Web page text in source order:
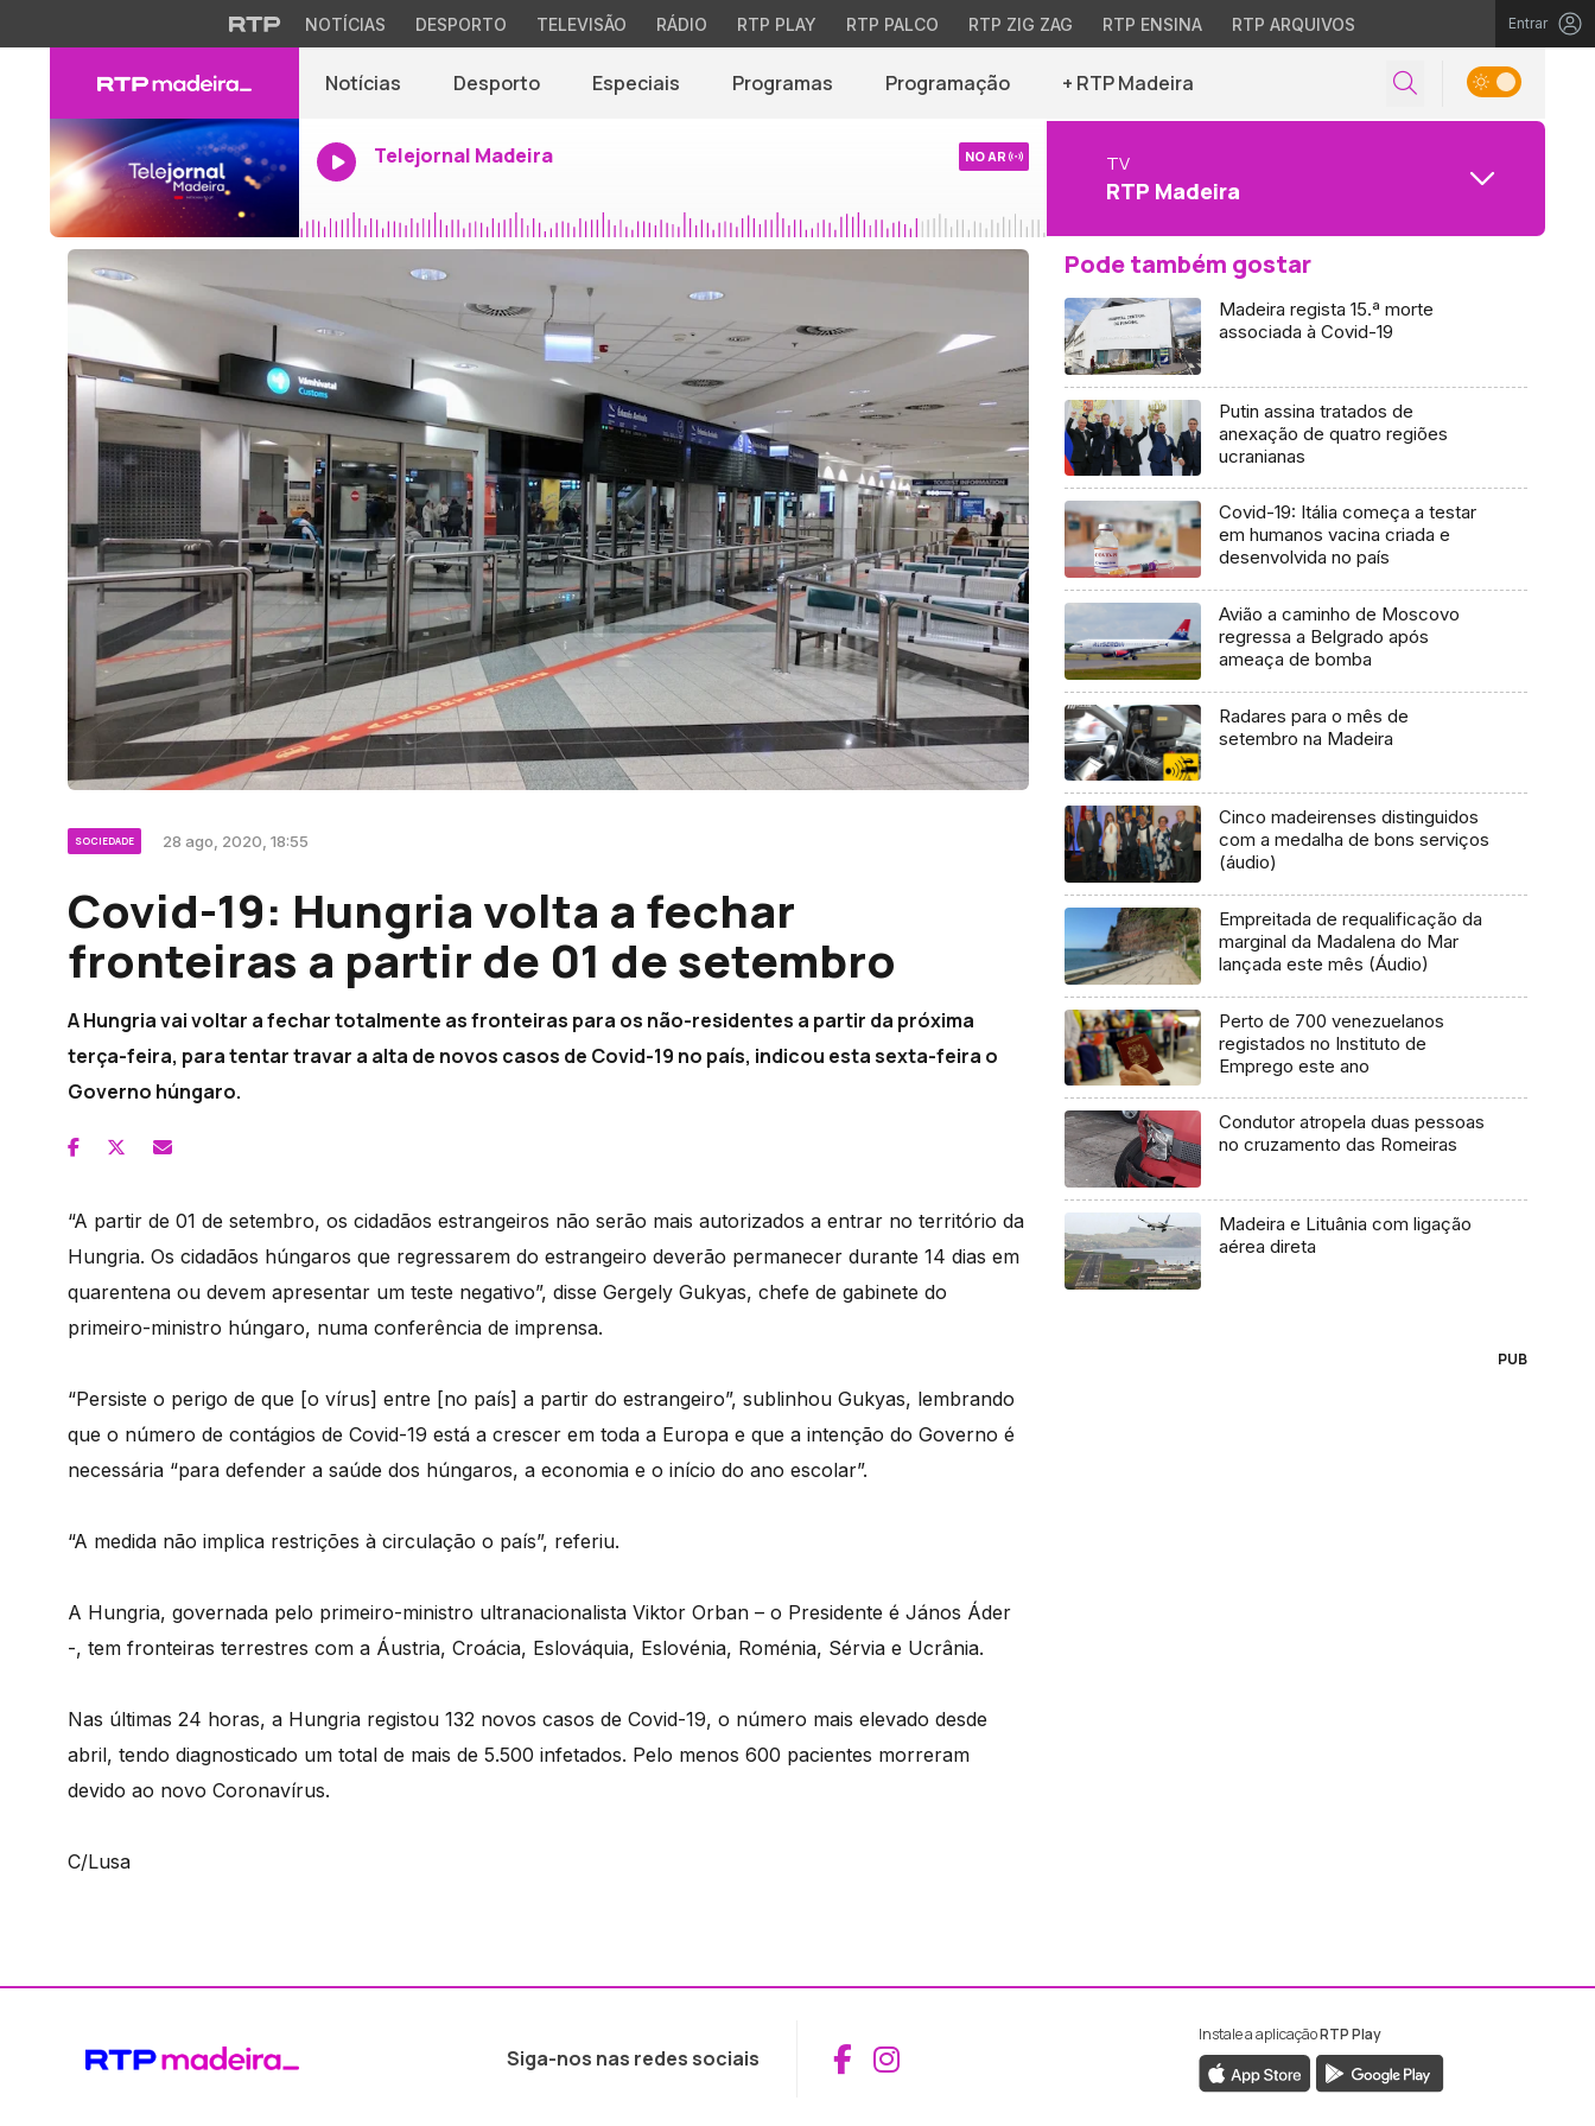
NOTÍCIAS DESPORTO TELEVISÃO RÁDIO RTP PLAY RTP PALCO RTP ZIG ZAG RTP ENSINA RTP ARQUIVOS Entrar
Notícias Desporto Especiais Programas Programação + RTP Madeira
Telejornal Madeira NO AR TV
RTP Madeira
SOCIEDADE 28 ago, 2020, 18:55
Covid-19: Hungria volta a fechar
fronteiras a partir de 01 de setembro
A Hungria vai voltar a fechar totalmente as fronteiras para os não-residentes a partir da próxima
terça-feira, para tentar travar a alta de novos casos de Covid-19 no país, indicou esta sexta-feira o
Governo húngaro.
“A partir de 01 de setembro, os cidadãos estrangeiros não serão mais autorizados a entrar no território da
Hungria. Os cidadãos húngaros que regressarem do estrangeiro deverão permanecer durante 14 dias em
quarentena ou devem apresentar um teste negativo”, disse Gergely Gukyas, chefe de gabinete do
primeiro-ministro húngaro, numa conferência de imprensa.
“Persiste o perigo de que [o vírus] entre [no país] a partir do estrangeiro”, sublinhou Gukyas, lembrando
que o número de contágios de Covid-19 está a crescer em toda a Europa e que a intenção do Governo é
necessária “para defender a saúde dos húngaros, a economia e o início do ano escolar”.
“A medida não implica restrições à circulação o país”, referiu.
A Hungria, governada pelo primeiro-ministro ultranacionalista Viktor Orban – o Presidente é János Áder
-, tem fronteiras terrestres com a Áustria, Croácia, Eslováquia, Eslovénia, Roménia, Sérvia e Ucrânia.
Nas últimas 24 horas, a Hungria registou 132 novos casos de Covid-19, o número mais elevado desde
abril, tendo diagnosticado um total de mais de 5.500 infetados. Pelo menos 600 pacientes morreram
devido ao novo Coronavírus.
C/Lusa
Pode também gostar
Madeira regista 15.ª morte
associada à Covid-19
Putin assina tratados de
anexação de quatro regiões
ucranianas
Covid-19: Itália começa a testar
em humanos vacina criada e
desenvolvida no país
Avião a caminho de Moscovo
regressa a Belgrado após
ameaça de bomba
Radares para o mês de
setembro na Madeira
Cinco madeirenses distinguidos
com a medalha de bons serviços
(áudio)
Empreitada de requalificação da
marginal da Madalena do Mar
lançada este mês (Áudio)
Perto de 700 venezuelanos
registados no Instituto de
Emprego este ano
Condutor atropela duas pessoas
no cruzamento das Romeiras
Madeira e Lituânia com ligação
aérea direta
PUB
Siga-nos nas redes sociais Aceder ao Facebook da RTP Madeira
Aceder ao Instagram da RTP Madeira
Instale a aplicaçãoRTP Play